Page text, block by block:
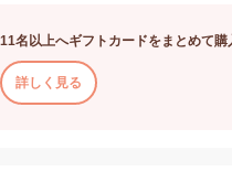
11名以上へギフトカードをまとめて
詳しく見る